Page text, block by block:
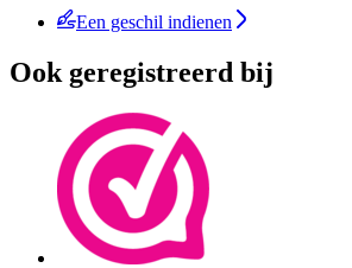
Een geschil indienen
Ook geregistreerd bij